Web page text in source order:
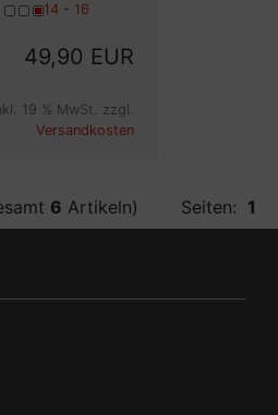
14 - 16
49,90 EUR
19 % MwSt. zzgl.
Versandkosten
6 Artikeln) Seiten: 1